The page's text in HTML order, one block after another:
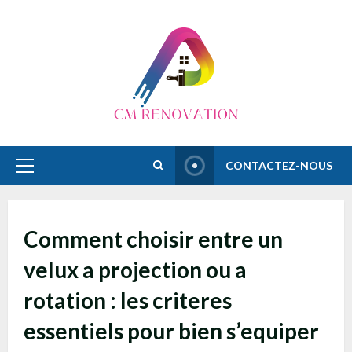
Primary
CONTACTEZ-NOUS
Comment choisir entre un
velux a projection ou a
rotation : les criteres
essentiels pour bien s’equiper